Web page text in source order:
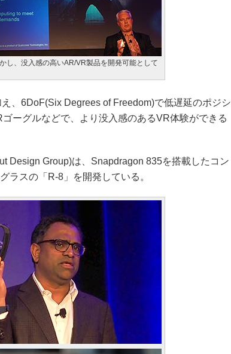
し、没入感の高いAR/VR製品を開発可能として
、6DoF(Six Degrees of Freedom)で低遅延のポジシ
ーグルなどで、より没入感のあるVR体験ができる
Design Group)は、Snapdragon 835を搭載したコン
ラスの「R-8」を開発している。